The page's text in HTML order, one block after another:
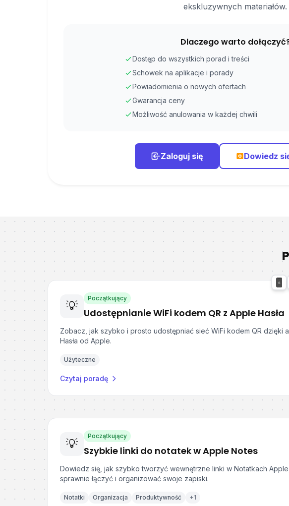
ekskluzywnych materiałów.
Dlaczego warto
Dostęp do wszystkich porad i treści
Schowek na aplikacje i porady
Powiadomienia o nowych ofertach
Gwarancja ceny
Możliwość anulowania w każdej chwili
Zaloguj się Dowiedz
💡
Początkujący
Udostępnianie WiFi kodem QR z Apple Hasła
Zobacz, jak szybko i prosto udostępniać sieć WiFi kodem QR dzięki
Hasła od Apple.
Użyteczne
Czytaj poradę
💡
Początkujący
Szybkie linki do notatek w Apple Notes
Dowiedz się, jak szybko tworzyć wewnętrzne linki w Notatkach
sprawnie łączyć i organizować swoje zapiski.
Notatki Organizacja Produktywność +1